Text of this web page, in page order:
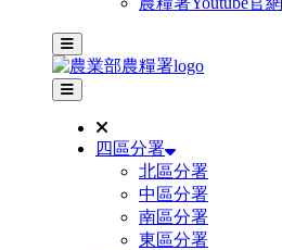
主選單
其他網站選單
四區分署
北區分署
中區分署
南區分署
東區分署